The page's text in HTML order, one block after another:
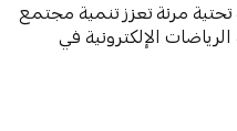
تحتية مرنة تعزز تنمية مجتمع
الإلكترونية في